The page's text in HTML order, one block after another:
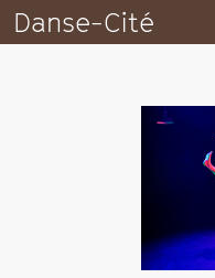
Danse-Cité